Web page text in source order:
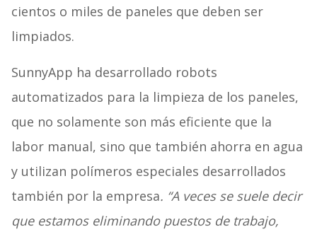
cientos o miles de paneles que deben ser
limpiados.
SunnyApp ha desarrollado robots
automatizados para la limpieza de los paneles,
que no solamente son más eficiente que la
labor manual, sino que también ahorra en agua
y utilizan polímeros especiales desarrollados
también por la empresa. “A veces se suele decir
que estamos eliminando puestos de trabajo,